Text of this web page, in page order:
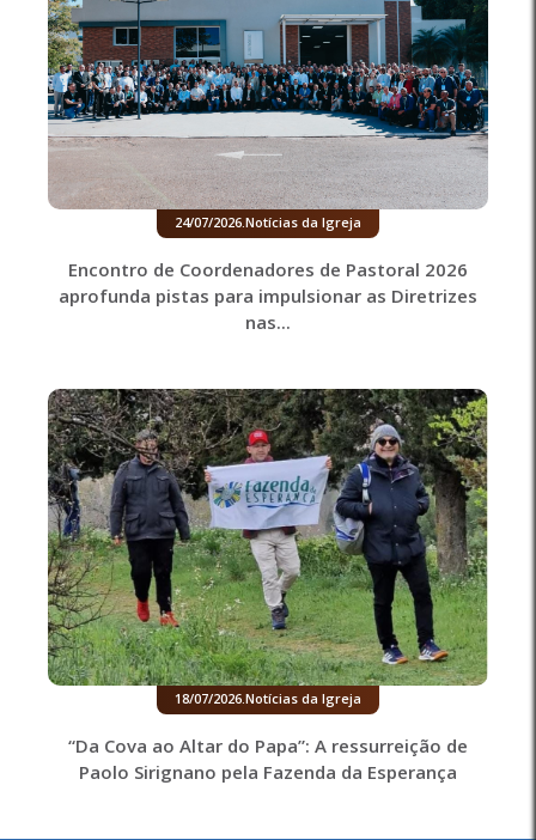
24/07/2026.Notícias da Igreja
Encontro de Coordenadores de Pastoral 2026
aprofunda pistas para impulsionar as Diretrizes
nas...
18/07/2026 Notícias da Igreja
“Da Cova ao Altar do Papa”: A ressurreição de
Paolo Sirignano pela Fazenda da Esperança